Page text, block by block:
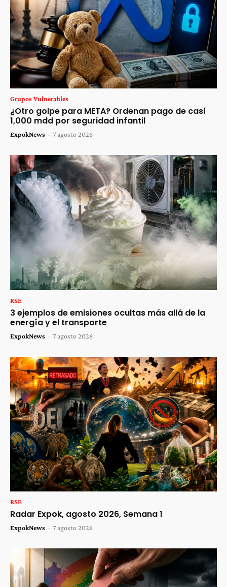
Grupos Vulnerables
¿Otro golpe para META? Ordenan pago de casi
1,000 mdd por seguridad infantil
ExpokNews - 7 agosto 2026
RSE
3 ejemplos de emisiones ocultas más allá de la
energía y el transporte
ExpokNews - 7 agosto 2026
RSE
Radar Expok, agosto 2026, Semana 1
ExpokNews - 7 agosto 2026